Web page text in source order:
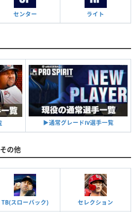
センター ライト
▶︎通常グレードⅣ選手一覧
の他
TB(スローバック) セレクション